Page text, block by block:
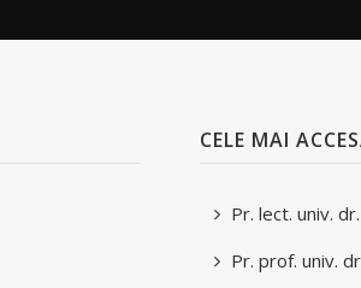
CELE MAI
Pr. lect. univ.
Pr. prof. univ.